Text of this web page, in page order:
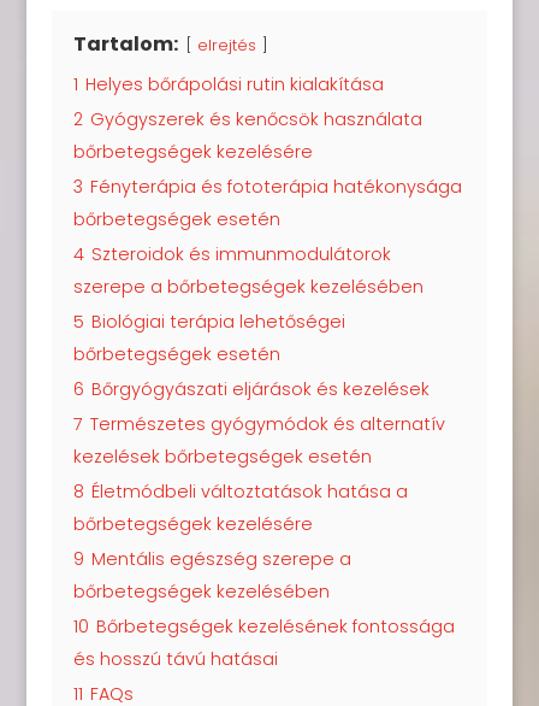
Tartalom: elrejtés
1 Helyes bőrápolási rutin kialakítása
2 Gyógyszerek és kenőcsök használata
bőrbetegségek kezelésére
3 Fényterápia és fototerápia hatékonysága
bőrbetegségek esetén
4 Szteroidok és immunmodulátorok
szerepe a bőrbetegségek kezelésében
5 Biológiai terápia lehetőségei
bőrbetegségek esetén
6 Bőrgyógyászati eljárások és kezelések
7 Természetes gyógymódok és alternatív
kezelések bőrbetegségek esetén
8 Életmódbeli változtatások hatása a
bőrbetegségek kezelésére
9 Mentális egészség szerepe a
bőrbetegségek kezelésében
10 Bőrbetegségek kezelésének fontossága
és hosszú távú hatásai
11 FAQs